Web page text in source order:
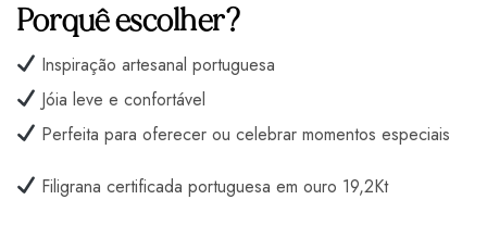
Porquê escolher?
Inspiração artesanal portuguesa
Jóia leve e confortável
Perfeita para oferecer ou celebrar momentos especiais
Filigrana certificada portuguesa em ouro 19,2Kt